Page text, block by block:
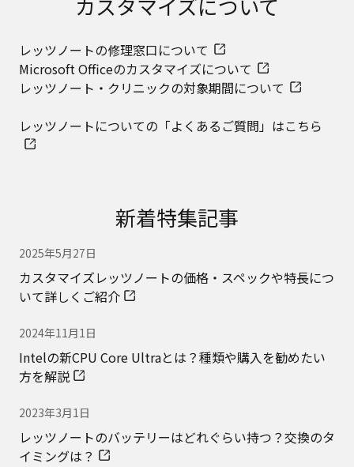
カスタマイズについて
レッツノートの修理窓口について
Microsoft Officeのカスタマイズについて
レッツノート・クリニックの対象期間について
レッツノートについての「よくあるご質問」はこちら
新着特集記事
2025年5月27日
カスタマイズレッツノートの価格・スペックや特長につ
いて詳しくご紹介
2024年11月1日
Intelの新CPU Core Ultraとは？種類や購入を勧めたい
方を解説
2023年3月1日
レッツノートのバッテリーはどれぐらい持つ？交換のタ
イミングは？